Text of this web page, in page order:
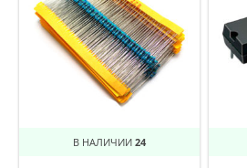
В НАЛИЧИИ 24